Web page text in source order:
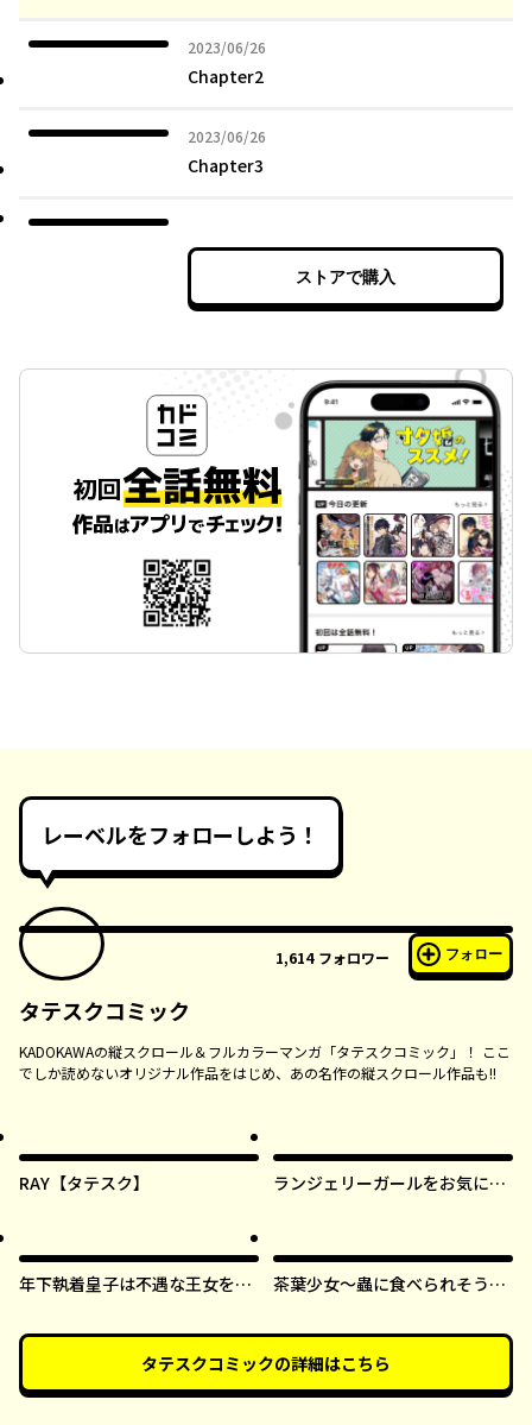
2023/06/26
2023年06月26日
Chapter2
2023/06/26
2023年06月26日
Chapter3
ストアで購入
レーベルをフォローしよう！
1,614 フォロワー フォロー
タテスクコミック
KADOKAWAの縦スクロール＆フルカラーマンガ「タテスクコミック」！ ここ
でしか読めないオリジナル作品をはじめ、あの名作の縦スクロール作品も!!
RAY【タテスク】
ランジェリーガールをお気に召
年下執着皇子は不遇な王女を愛
茶葉少女～蟲に食べられそうに
した！～【タテスク】
タテスクコミックの詳細はこちら